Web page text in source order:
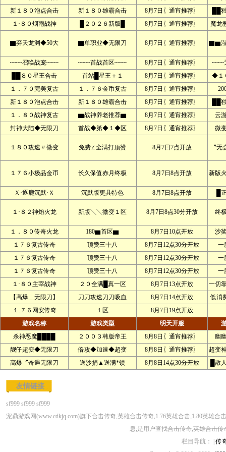
新１８０泡点合击
新１８０雄霸合击 8月7日〖通宵推荐〗
██
１·８０烟雨战神
█２０２６新版█ 8月7日〖通宵推荐〗 魔龙
▇弃天龙渊◆50大 ▇单职业◆无限刀 8月7日〖通宵推荐〗 ▇▆
┉┉召唤战宠┉┉ ┉┉首战首区┉┉ 8月7日〖通宵推荐〗
┉┉
██８０星王合击
首站█星王＋１ 8月7日〖通宵推荐〗
◆１
１．７０完美复古
１．７６金币复古 8月7日〖通宵推荐〗
新１８０泡点合击
新１８０雄霸合击 8月7日〖通宵推荐〗
██
１．８０战神复古
▆战神养老推荐▆ 8月7日〖通宵推荐〗
云
封神大陆◆无限刀
首战◆第◆１◆区 8月7日〖通宵推荐〗 微
１８０攻速〃微变 免费∠全满打顶赞 8月7日7点开放 〝
１７６小极品金币 长久保值赤月终极 8月7日8点开放 新版
Ｘ·逐鹿沉默·Ｘ 沉默版更具特色 8月7日8点开放 █
１·８２神焰火龙 新版╲╲微变１区 8月7日8点30分开放 终
１．８０传奇火龙 180▆首区▆ 8月7日10点开放
沙
１７６复古传奇
顶赞三十八 8月7日12点30分开放
一
１７６复古传奇
顶赞三十八 8月7日12点30分开放
一
１７６复古传奇
顶赞三十八 8月7日12点30分开放
一
１·８０主宰战神
２０全满█真一区 8月7日13点开放
一切
【高爆﹍无限刀】
刀刀攻速刀刀吸血 8月7日14点开放
低消
１.７６网安传奇
１区
8月7日19点开放
游戏名称
游戏类型 明天开服
杀神恶魔████
２００３韩版帝王 8月8日〖通宵推荐〗
幽
靓仔超变◆无限刀
倍攻◆加速◆超变 8月8日〖通宵推荐〗
超变
高爆〞奇遇无限刀
送沙捐▲送满*馈 8月8日14点30分开放 █散
友情链接
sf999 sf999 sf999
宠鼎游戏网(www.cdkjq.com)旗下合击传奇,英雄合击传奇,1.76英雄合击,1.80英雄
息;是用户查找合击传奇,英雄合击传
栏目导航： |传